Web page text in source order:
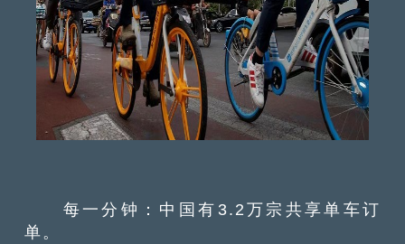
每一分钟：中国有3.2万宗共享单车订
单。